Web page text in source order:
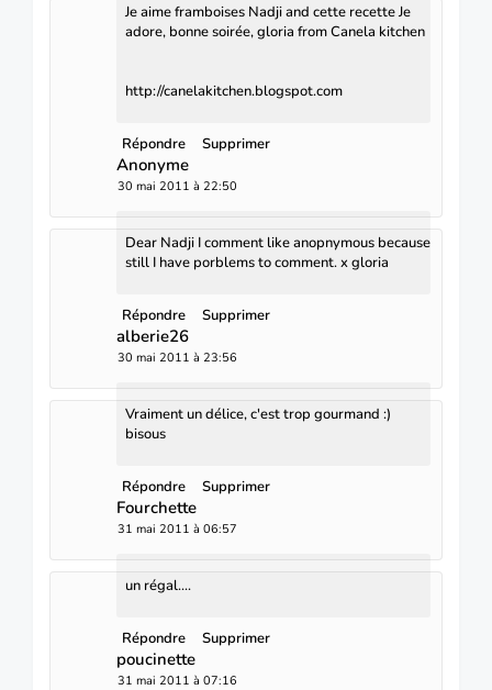
Je aime framboises Nadji and cette recette Je
adore, bonne soirée, gloria from Canela kitchen
http://canelakitchen.blogspot.com
Répondre Supprimer
Anonyme
30 mai 2011 à 22:50
Dear Nadji I comment like anopnymous because
still I have porblems to comment. x gloria
Répondre Supprimer
alberie26
30 mai 2011 à 23:56
Vraiment un délice, c'est trop gourmand :)
bisous
Répondre Supprimer
Fourchette
31 mai 2011 à 06:57
un régal....
Répondre Supprimer
poucinette
31 mai 2011 à 07:16